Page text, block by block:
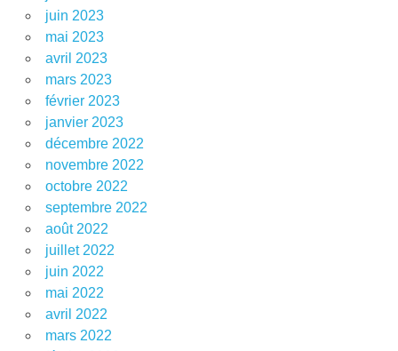
juin 2023
mai 2023
avril 2023
mars 2023
février 2023
janvier 2023
décembre 2022
novembre 2022
octobre 2022
septembre 2022
août 2022
juillet 2022
juin 2022
mai 2022
avril 2022
mars 2022